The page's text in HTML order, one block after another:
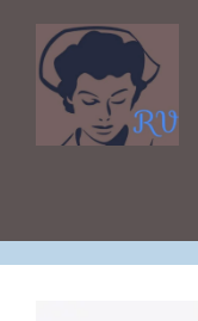
content